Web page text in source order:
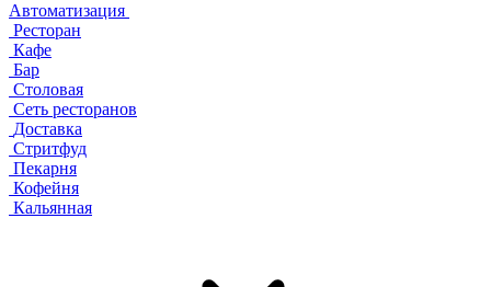
Автоматизация
Ресторан
Кафе
Бар
Столовая
Сеть ресторанов
Доставка
Стритфуд
Пекарня
Кофейня
Кальянная